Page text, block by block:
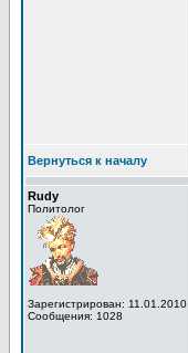
Вернуться к началу
Rudy
Политолог
Зарегистрирован: 11.01.2010
Сообщения: 1028